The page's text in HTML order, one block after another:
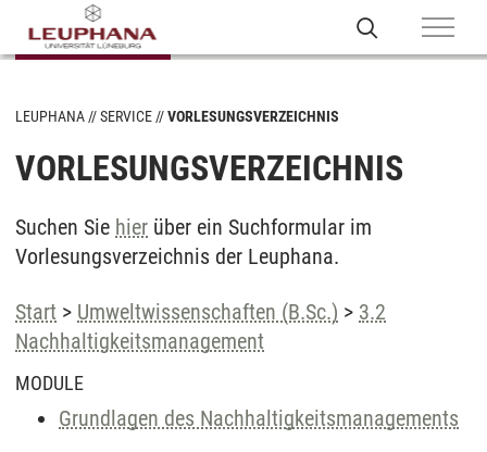
LEUPHANA SERVICE VORLESUNGSVERZEICHNIS
VORLESUNGSVERZEICHNIS
Suchen Sie hier über ein Suchformular im
Vorlesungsverzeichnis der Leuphana.
Start > Umweltwissenschaften (B.Sc.) > 3.2
Nachhaltigkeitsmanagement
MODULE
Grundlagen des Nachhaltigkeitsmanagements